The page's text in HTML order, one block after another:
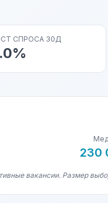
СПРОСА 30Д
230
вакансии. Размер